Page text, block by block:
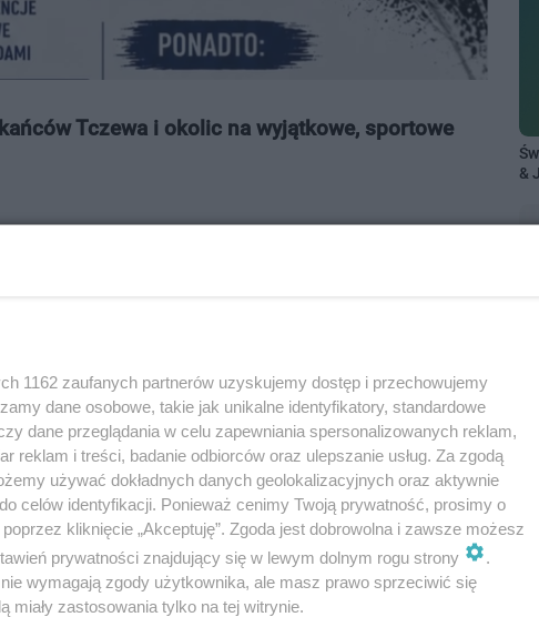
Tczewa i okolic na wyjątkowe, sportowe
OFERTĘ
&
1162 zaufanych partnerów uzyskujemy dostęp i przechowujemy
dane osobowe, takie jak unikalne identyfikatory, standardowe
dane przeglądania w celu zapewniania spersonalizowanych reklam,
reklam i treści, badanie odbiorców oraz ulepszanie usług. Za zgodą
używać dokładnych danych geolokalizacyjnych oraz aktywnie
celów identyfikacji. Ponieważ cenimy Twoją prywatność, prosimy o
kliknięcie „Akceptuję”. Zgoda jest dobrowolna i zawsze możesz
prywatności znajdujący się w lewym dolnym rogu strony
.
wymagają zgody użytkownika, ale masz prawo sprzeciwić się
miały zastosowania tylko na tej witrynie.